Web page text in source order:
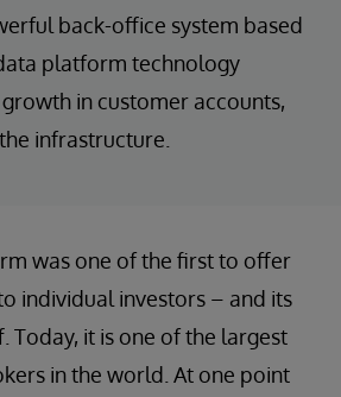
back-office system based
platform technology
in customer accounts,
infrastructure.
was one of the first to offer
individual investors – and its
Today, it is one of the largest
in the world. At one point